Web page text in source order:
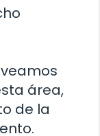
área,
de la